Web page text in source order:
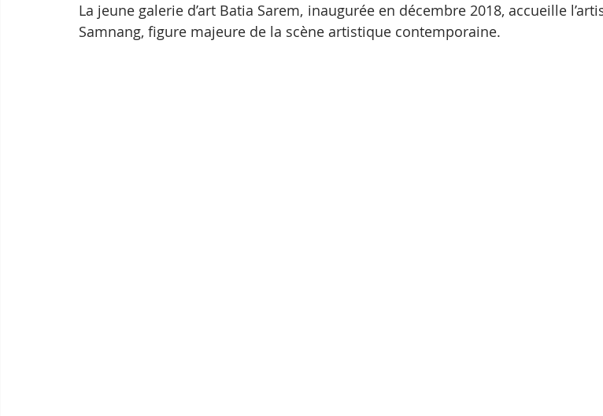
La jeune galerie d’art Batia Sarem, inaugurée en décembre 2018, accueille
Samnang, figure majeure de la scène artistique contemporaine.